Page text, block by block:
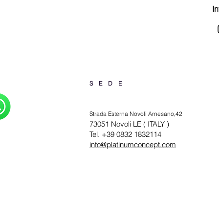
SEDE
Strada Esterna Novoli Arnesano,42
73051 Novoli LE ( ITALY )
Tel. +39 0832 1832114
info@platinumconcept.com